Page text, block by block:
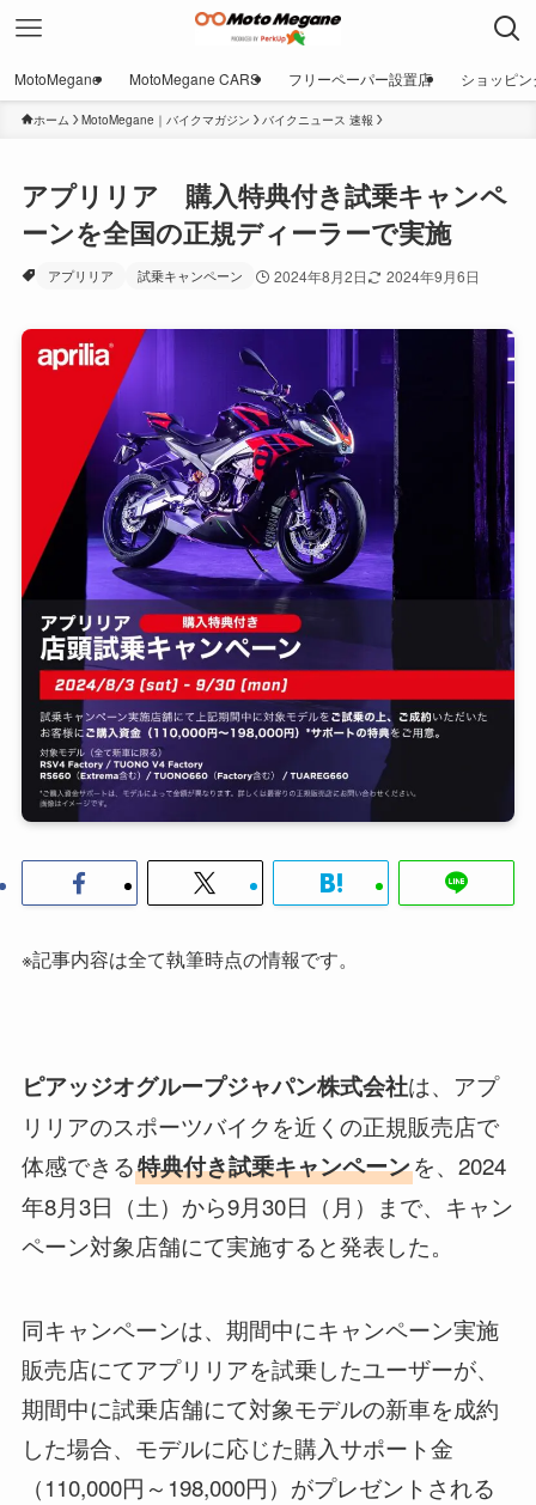
MotoMegane MotoMegane CARS フリーペーパー設置店 ショッピン
ホーム MotoMegane｜バイクマガジン バイクニュース 速報
アプリリア 購入特典付き試乗キャンペ
ーンを全国の正規ディーラーで実施
アプリリア 試乗キャンペーン 2024年8月2日 2024年9月6日
※記事内容は全て執筆時点の情報です。
ピアッジオグループジャパン株式会社は、アプ
リリアのスポーツバイクを近くの正規販売店で
体感できる特典付き試乗キャンペーンを、2024
年8月3日（土）から9月30日（月）まで、キャン
ペーン対象店舗にて実施すると発表した。
同キャンペーンは、期間中にキャンペーン実施
販売店にてアプリリアを試乗したユーザーが、
期間中に試乗店舗にて対象モデルの新車を成約
した場合、モデルに応じた購入サポート金
（110,000円～198,000円）がプレゼントされる